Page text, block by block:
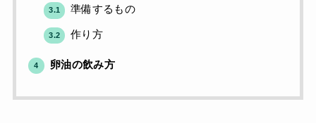
3.1 準備するもの
3.2 作り方
4 卵油の飲み方